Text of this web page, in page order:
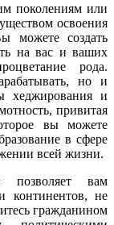
поколениям или
освоения
можете создать
на вас и ваших
рода.
но и
хеджирования и
привитая
вы можете
в сфере
всей жизни.
позволяет вам
континентов, не
гражданином